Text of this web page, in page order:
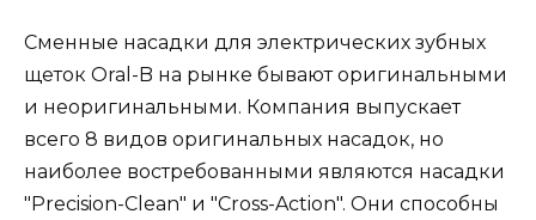
Сменные насадки для электрических зубных
щеток Oral-B на рынке бывают оригинальными
и неоригинальными. Компания выпускает
всего 8 видов оригинальных насадок, но
наиболее востребованными являются насадки
"Precision-Clean" и "Cross-Action". Они способны